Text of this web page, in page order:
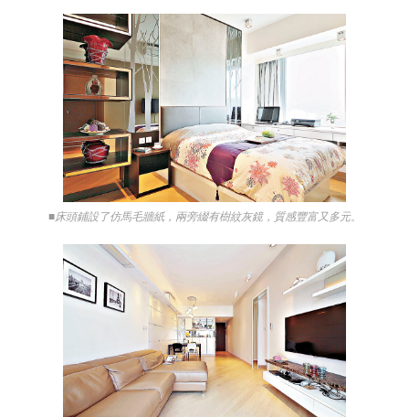
■床頭鋪設了仿馬毛牆紙，兩旁綴有樹紋灰鏡，質感豐富又多元。